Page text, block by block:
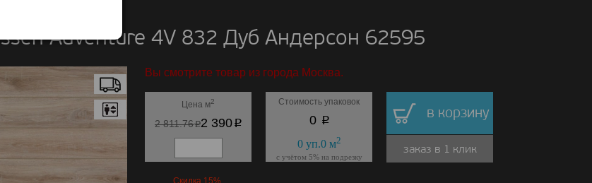
Adventure 4V 832 Дуб Андерсон 62595
Вы смотрите товар из города Москва.
Цена м2
2 811.76p2 390p
Стоимость упаковок
0 p
0уп.0м2
с учётом 5% на подрезку
в корзину
заказ в 1 клик
Скидка 15%